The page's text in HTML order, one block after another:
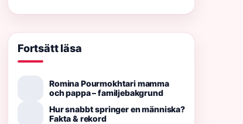
Fortsätt läsa
Romina Pourmokhtari mamma
och pappa – familjebakgrund
Hur snabbt springer en människa?
Fakta & rekord